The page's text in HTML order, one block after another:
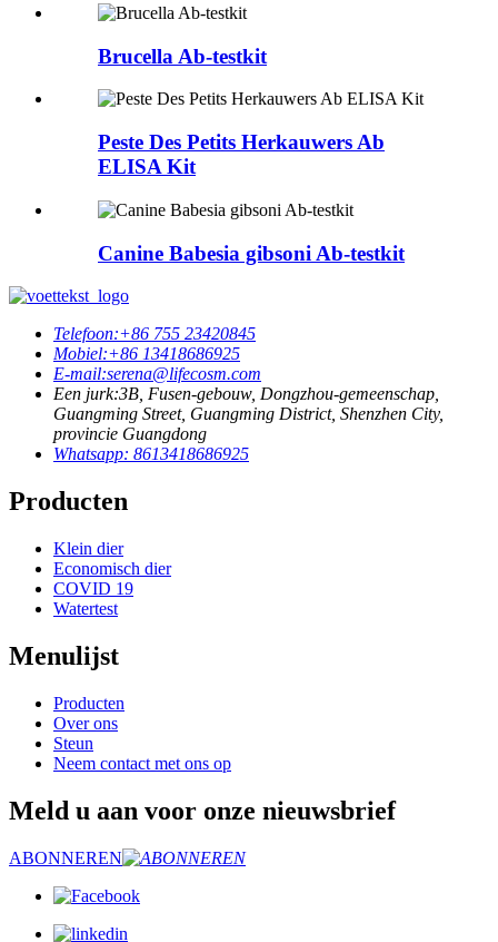
Brucella Ab-testkit
Peste Des Petits Herkauwers Ab
ELISA Kit
Canine Babesia gibsoni Ab-testkit
Telefoon:+86 755 23420845
Mobiel:+86 13418686925
E-mail:serena@lifecosm.com
Een jurk:3B, Fusen-gebouw, Dongzhou-gemeenschap,
Guangming Street, Guangming District, Shenzhen City,
provincie Guangdong
Whatsapp: 8613418686925
Producten
Klein dier
Economisch dier
COVID 19
Watertest
Menulijst
Producten
Over ons
Steun
Neem contact met ons op
Meld u aan voor onze nieuwsbrief
ABONNEREN